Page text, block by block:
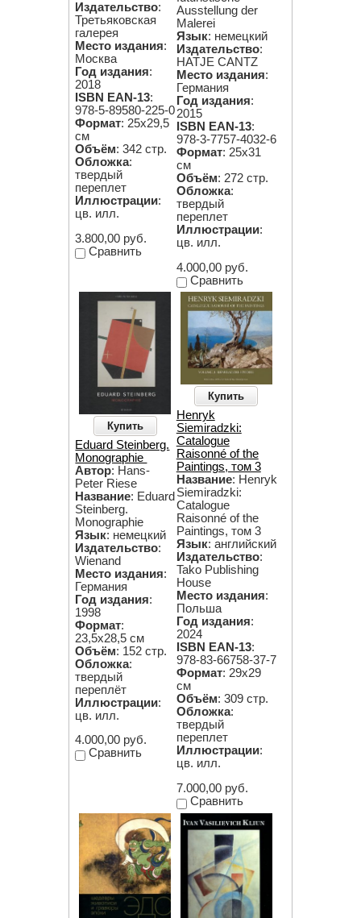
Издательство:
Третьяковская
галерея
Место издания:
Москва
Год издания:
2018
ISBN EAN-13:
978-5-89580-225-0
Формат: 25х29,5
см
Объём: 342 стр.
Обложка:
твердый
переплет
Иллюстрации:
цв. илл.
3.800,00 руб.
Сравнить
Ausstellung der
Malerei
Язык: немецкий
Издательство:
HATJE CANTZ
Место издания:
Германия
Год издания:
2015
ISBN EAN-13:
978-3-7757-4032-6
Формат: 25х31
см
Объём: 272 стр.
Обложка:
твердый
переплет
Иллюстрации:
цв. илл.
4.000,00 руб.
Сравнить
Купить
Eduard Steinberg.
Monographie
Автор: Hans-
Peter Riese
Название: Eduard
Steinberg.
Monographie
Язык: немецкий
Издательство:
Wienand
Место издания:
Германия
Год издания:
1998
Формат:
23,5х28,5 см
Объём: 152 стр.
Обложка:
твердый
переплёт
Иллюстрации:
цв. илл.
4.000,00 руб.
Сравнить
Купить
Henryk
Siemiradzki:
Catalogue
Raisonné of the
Paintings, том 3
Название: Henryk
Siemiradzki:
Catalogue
Raisonné of the
Paintings, том 3
Язык: английский
Издательство:
Tako Publishing
House
Место издания:
Польша
Год издания:
2024
ISBN EAN-13:
978-83-66758-37-7
Формат: 29х29
см
Объём: 309 стр.
Обложка:
твердый
переплет
Иллюстрации:
цв. илл.
7.000,00 руб.
Сравнить